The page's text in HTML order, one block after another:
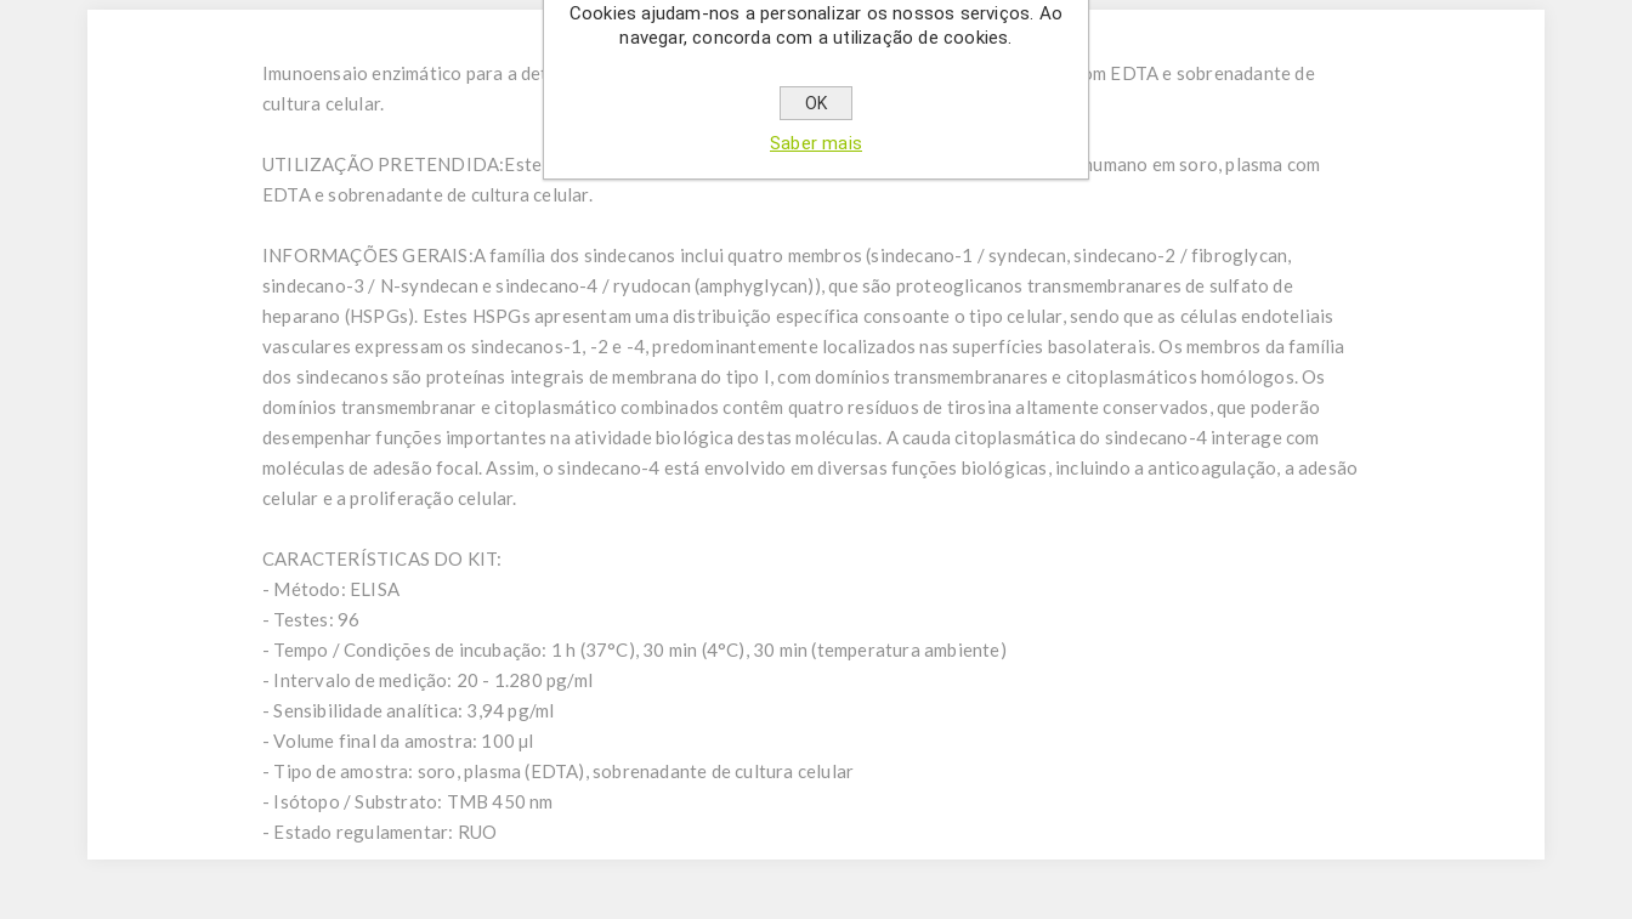
Imunoensaio enzimático para a determinação quantitativa de Syndecan-4 humano em soro, plasma com EDTA e sobrenadante de
cultura celular.
UTILIZAÇÃO PRETENDIDA:Este kit de ensaio permite a determinação quantitativa de Syndecan-4 humano em soro, plasma com
EDTA e sobrenadante de cultura celular.
INFORMAÇÕES GERAIS:A família dos sindecanos inclui quatro membros (sindecano-1 / syndecan, sindecano-2 / fibroglycan,
sindecano-3 / N-syndecan e sindecano-4 / ryudocan (amphyglycan)), que são proteoglicanos transmembranares de sulfato de
heparano (HSPGs). Estes HSPGs apresentam uma distribuição específica consoante o tipo celular, sendo que as células endoteliais
vasculares expressam os sindecanos-1, -2 e -4, predominantemente localizados nas superfícies basolaterais. Os membros da família
dos sindecanos são proteínas integrais de membrana do tipo I, com domínios transmembranares e citoplasmáticos homólogos. Os
domínios transmembranar e citoplasmático combinados contêm quatro resíduos de tirosina altamente conservados, que poderão
desempenhar funções importantes na atividade biológica destas moléculas. A cauda citoplasmática do sindecano-4 interage com
moléculas de adesão focal. Assim, o sindecano-4 está envolvido em diversas funções biológicas, incluindo a anticoagulação, a adesão
celular e a proliferação celular.
CARACTERÍSTICAS DO KIT:
- Método: ELISA
- Testes: 96
- Tempo / Condições de incubação: 1 h (37°C), 30 min (4°C), 30 min (temperatura ambiente)
- Intervalo de medição: 20 - 1.280 pg/ml
- Sensibilidade analítica: 3,94 pg/ml
- Volume final da amostra: 100 µl
- Tipo de amostra: soro, plasma (EDTA), sobrenadante de cultura celular
- Isótopo / Substrato: TMB 450 nm
- Estado regulamentar: RUO
Cookies ajudam-nos a personalizar os nossos serviços. Ao
navegar, concorda com a utilização de cookies.
OK
Saber mais